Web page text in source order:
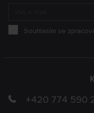
+420 774 590
Souhlasím se